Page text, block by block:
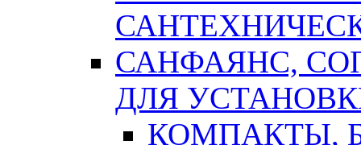
САНФАЯНС,
ДЛЯ
КОМПАКТЫ,